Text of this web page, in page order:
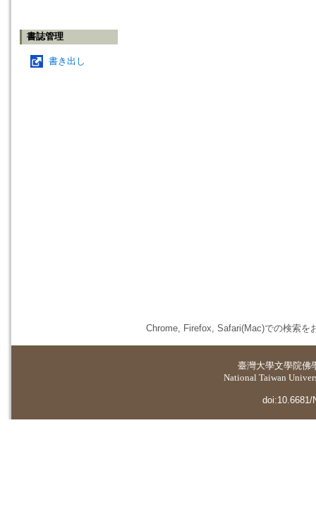
書誌管理
書き出し
Chrome, Firefox, Safari(Mac)での検索を
臺灣大學文學院佛
National Taiwan
doi:10.6681/